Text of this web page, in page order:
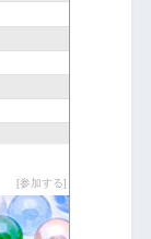
ト｜TA29
参加する